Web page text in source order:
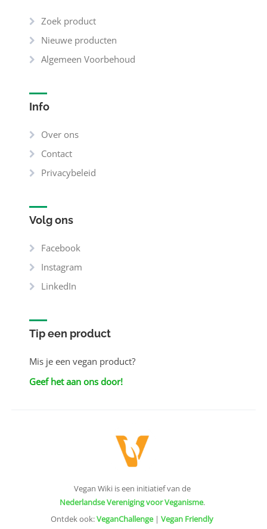
Zoek product
Nieuwe producten
Algemeen Voorbehoud
Info
Over ons
Contact
Privacybeleid
Volg ons
Facebook
Instagram
LinkedIn
Tip een product
Mis je een vegan product?
Geef het aan ons door!
Vegan Wiki is een initiatief van de
Nederlandse Vereniging voor Veganisme.
Ontdek ook:VeganChallenge| Vegan Friendly